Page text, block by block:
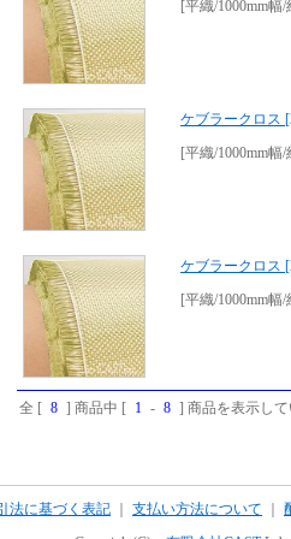
[平織/1000mm幅/
ケブラークロス
[平織/1000mm幅/
ケブラークロス
[平織/1000mm幅/
全 [ 8 ] 商品中 [ 1 - 8 ] 商品を表示して
法に基づく表記 支払い方法について